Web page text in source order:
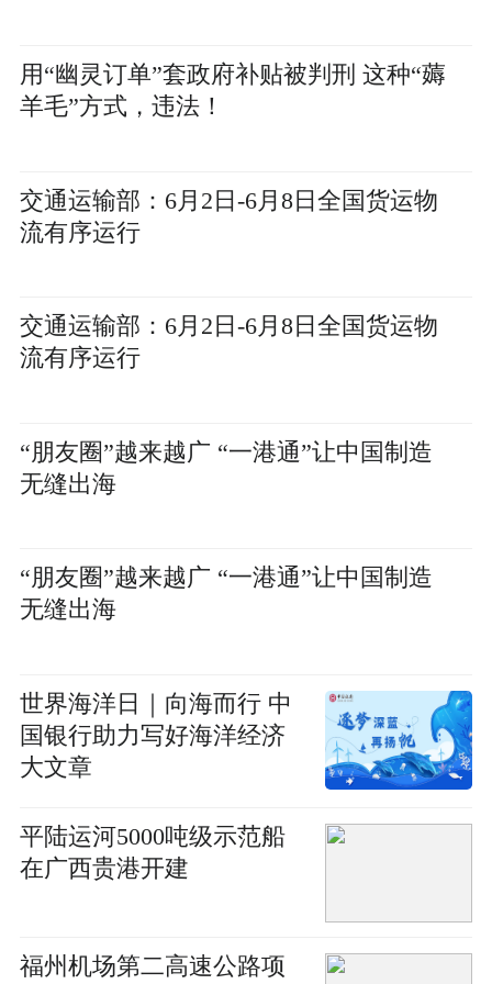
用“幽灵订单”套政府补贴被判刑 这种“薅
羊毛”方式，违法！
交通运输部：6月2日-6月8日全国货运物
流有序运行
交通运输部：6月2日-6月8日全国货运物
流有序运行
“朋友圈”越来越广 “一港通”让中国制造
无缝出海
“朋友圈”越来越广 “一港通”让中国制造
无缝出海
世界海洋日｜向海而行 中
国银行助力写好海洋经济
大文章
平陆运河5000吨级示范船
在广西贵港开建
福州机场第二高速公路项